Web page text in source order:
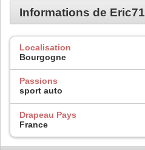
Informations de Eric71
Localisation
Bourgogne
Passions
sport auto
Drapeau Pays
France